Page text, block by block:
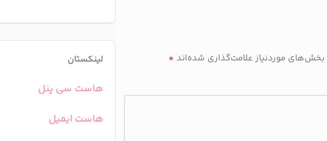
بخش‌های موردنیاز علامت‌گذاری شده‌اند * لینکستان
هاست سی پنل
هاست ایمیل